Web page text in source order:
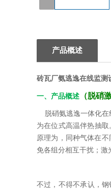
产品概述
砖瓦厂氨逃逸在线监测
一、产品概述 （脱硝
脱硝氨逃逸一体化在
为在位式高温伴热抽
原理为，同种气体在
免各组分相互干扰；激
不过，不得不承认，